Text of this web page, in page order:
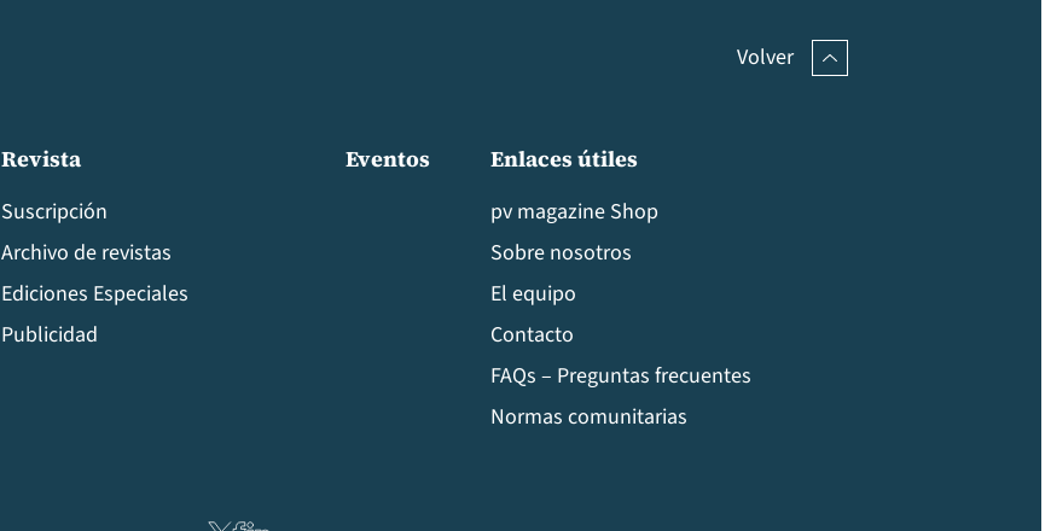
Volver
Revista
Suscripción
Archivo de revistas
Ediciones Especiales
Publicidad
Eventos
Enlaces útiles
pv magazine Shop
Sobre nosotros
El equipo
Contacto
FAQs – Preguntas frecuentes
Normas comunitarias